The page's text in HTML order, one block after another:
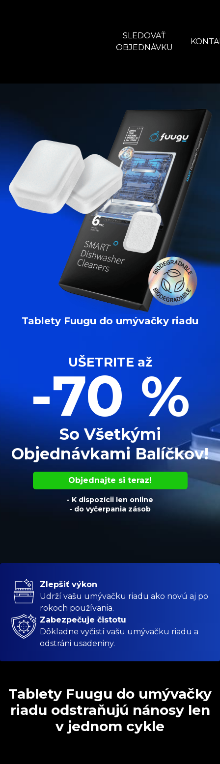
SLEDOVAŤ
OBJEDNÁVKU
Tablety Fuugu do umývačky riadu
UŠETRITE až
-70 %
So Všetkými
Objednávkami Balíčkov!
Objednajte si teraz!
- K dispozícii len online
- do vyčerpania zásob
Zlepšiť výkon
Udrží vašu umývačku riadu ako novú aj po
rokoch používania.
Zabezpečuje čistotu
Dôkladne vyčistí vašu umývačku riadu a
odstráni usadeniny.
Tablety Fuugu do umývačky
riadu odstraňujú nánosy len
v jednom cykle